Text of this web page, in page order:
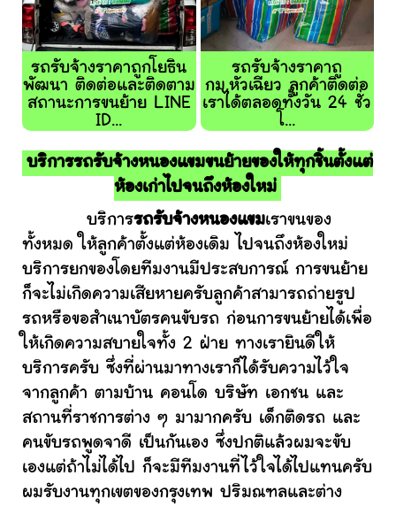
รถรับจ้างราคาถูกโยธิน
พัฒนา ติดต่อและติดตาม
สถานะการขนย้าย LINE
ID...
รถรับจ้างราคาถู
กม.หัวเฉียว ลูกค้าติดต่อ
เราได้ตลอดทั้งวัน 24 ชั่ว
โ...
บริการรถรับจ้างหนองแขมขนย้ายของให้ทุกชิ้นตั้งแต่
ห้องเก่าไปจนถึงห้องใหม่
บริการรถรับจ้างหนองแขมเราขนของ
ทั้งหมด ให้ลูกค้าตั้งแต่ห้องเดิม ไปจนถึงห้องใหม่
บริการยกของโดยทีมงานมีประสบการณ์ การขนย้าย
ก็จะไม่เกิดความเสียหายครับลูกค้าสามารถถ่ายรูป
รถหรือขอสำเนาบัตรคนขับรถ ก่อนการขนย้ายได้เพื่อ
ให้เกิดความสบายใจทั้ง 2 ฝ่าย ทางเรายินดีให้
บริการครับ ซึ่งที่ผ่านมาทางเราก็ได้รับความไว้ใจ
จากลูกค้า ตามบ้าน คอนโด บริษัท เอกชน และ
สถานที่ราชการต่าง ๆ มามากครับ เด็กติดรถ และ
คนขับรถพูดจาดี เป็นกันเอง ซึ่งปกติแล้วผมจะขับ
เองแต่ถ้าไม่ได้ไป ก็จะมีทีมงานที่ไว้ใจได้ไปแทนครับ
ผมรับงานทุกเขตของกรุงเทพ ปริมณฑลและต่าง